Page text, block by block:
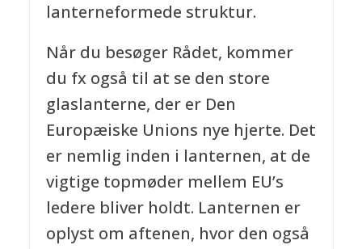
lanterneformede struktur.
Når du besøger Rådet, kommer
du fx også til at se den store
glaslanterne, der er Den
Europæiske Unions nye hjerte. Det
er nemlig inden i lanternen, at de
vigtige topmøder mellem EU’s
ledere bliver holdt. Lanternen er
oplyst om aftenen, hvor den også